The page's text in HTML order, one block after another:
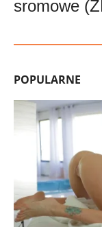
sromowe
POPULARNE